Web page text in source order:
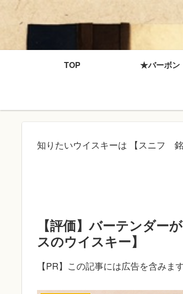
TOP ★バーボン
知りたいウイスキーは 【スニフ 銘
【評価】バーテンダー
スのウイスキー】
【PR】この記事には広告を含みます